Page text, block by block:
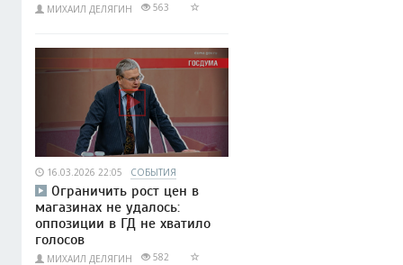
МИХАИЛ ДЕЛЯГИН 563
16.03.2026 22:05 СОБЫТИЯ
Ограничить рост цен в
магазинах не удалось:
оппозиции в ГД не хватило
голосов
МИХАИЛ ДЕЛЯГИН 582